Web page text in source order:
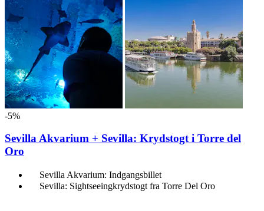
-5%
Sevilla Akvarium + Sevilla: Krydstogt i Torre del
Oro
Sevilla Akvarium: Indgangsbillet
Sevilla: Sightseeingkrydstogt fra Torre Del Oro